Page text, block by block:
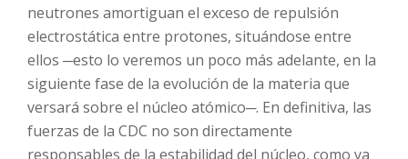
neutrones amortiguan el exceso de repulsión
electrostática entre protones, situándose entre
ellos ─esto lo veremos un poco más adelante, en la
siguiente fase de la evolución de la materia que
versará sobre el núcleo atómico─. En definitiva, las
fuerzas de la CDC no son directamente
responsables de la estabilidad del núcleo, como ya